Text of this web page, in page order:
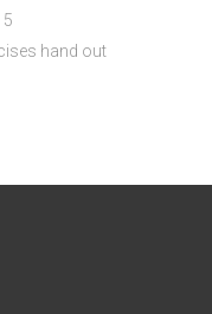
5
hand out